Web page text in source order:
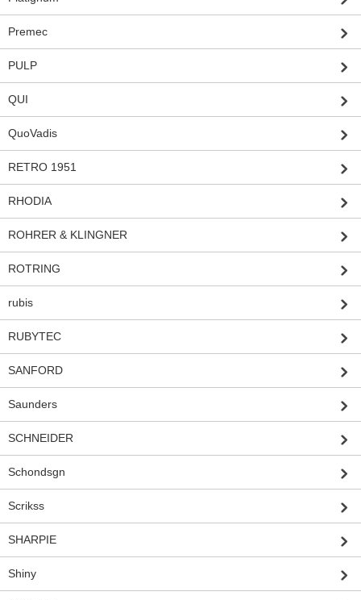
Premec
PULP
QUI
QuoVadis
RETRO 1951
RHODIA
ROHRER & KLINGNER
ROTRING
rubis
RUBYTEC
SANFORD
Saunders
SCHNEIDER
Schondsgn
Scrikss
SHARPIE
Shiny